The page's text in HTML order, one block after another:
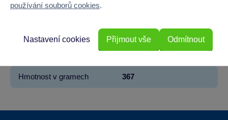
Šířka
Hmotnost v gramech 367
používání souborů cookies.
Odmítnout
Nastavení cookies Přijmout vše